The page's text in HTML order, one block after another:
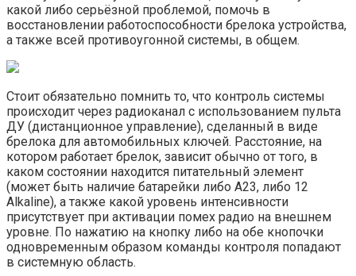
какой либо серьёзной проблемой, помочь в
восстановлении работоспособности брелока устройства,
а также всей противоугонной системы, в общем.
Стоит обязательно помнить то, что контроль системы
происходит через радиоканал с использованием пульта
ДУ (дистанционное управление), сделанный в виде
брелока для автомобильных ключей. Расстояние, на
котором работает брелок, зависит обычно от того, в
каком состоянии находится питательный элемент
(может быть наличие батарейки либо A23, либо 12
Alkaline), а также какой уровень интенсивности
присутствует при активации помех радио на внешнем
уровне. По нажатию на кнопку либо на обе кнопочки
одновременным образом команды контроля попадают
в системную область.